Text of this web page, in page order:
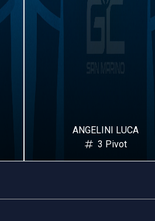
ANGELINI LUCA
3 Pivot